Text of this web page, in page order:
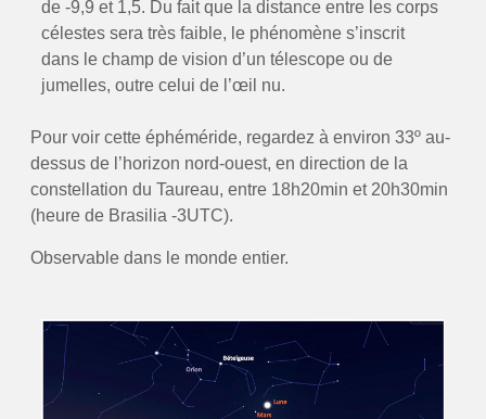
de -9,9 et 1,5. Du fait que la distance entre les corps
célestes sera très faible, le phénomène s’inscrit
dans le champ de vision d’un télescope ou de
jumelles, outre celui de l’œil nu.
Pour voir cette éphéméride, regardez à environ 33º au-
dessus de l’horizon nord-ouest, en direction de la
constellation du Taureau, entre 18h20min et 20h30min
(heure de Brasilia -3UTC).
Observable dans le monde entier.